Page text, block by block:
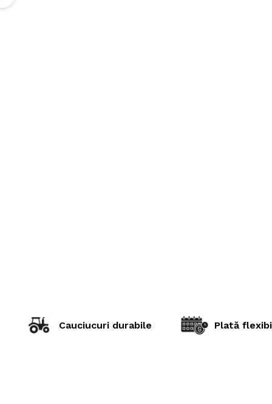
Cauciucuri durabile Plată